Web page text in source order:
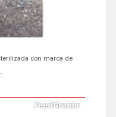
con marca de